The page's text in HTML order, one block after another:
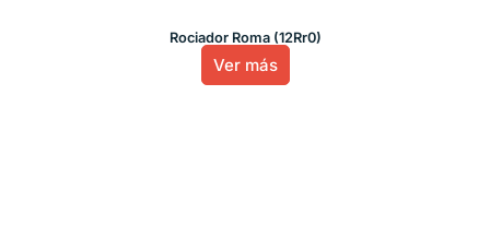
Rociador Roma (12Rr0)
Ver más